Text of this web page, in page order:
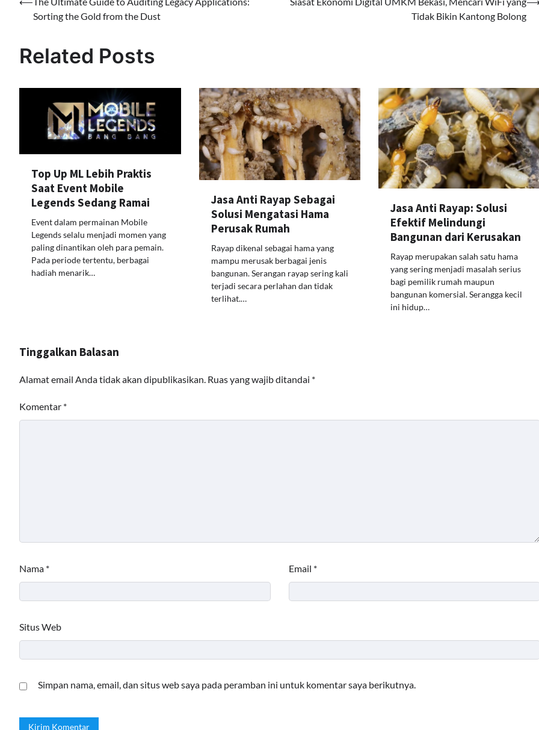
posSorting the Gold from the Dust
Tidak Bikin Kantong Bolong
Related Posts
Top Up ML Lebih Praktis
Saat Event Mobile
Legends Sedang Ramai
Event dalam permainan Mobile
Legends selalu menjadi momen yang
paling dinantikan oleh para pemain.
Pada periode tertentu, berbagai
hadiah menarik…
Jasa Anti Rayap Sebagai
Solusi Mengatasi Hama
Perusak Rumah
Rayap dikenal sebagai hama yang
mampu merusak berbagai jenis
bangunan. Serangan rayap sering kali
terjadi secara perlahan dan tidak
terlihat.…
Jasa Anti Rayap: Solusi
Efektif Melindungi
Bangunan dari Kerusakan
Rayap merupakan salah satu hama
yang sering menjadi masalah serius
bagi pemilik rumah maupun
bangunan komersial. Serangga kecil
ini hidup…
Tinggalkan Balasan
Alamat email Anda tidak akan dipublikasikan. Ruas yang wajib ditandai *
Komentar *
Nama * Email *
Situs Web
Simpan nama, email, dan situs web saya pada peramban ini untuk komentar saya berikutnya.